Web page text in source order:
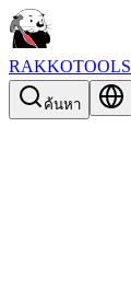
RAKKOTOOLS
ค้นหา